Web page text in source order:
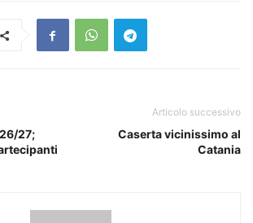
27;
Articolo successivo
Caserta vicinissimo al
Catania